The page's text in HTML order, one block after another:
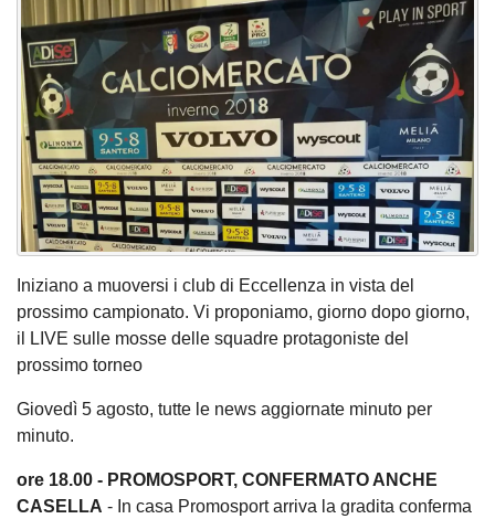
Iniziano a muoversi i club di Eccellenza in vista del
prossimo campionato. Vi proponiamo, giorno dopo giorno,
il LIVE sulle mosse delle squadre protagoniste del
prossimo torneo
Giovedì 5 agosto, tutte le news aggiornate minuto per
minuto.
ore 18.00 - PROMOSPORT, CONFERMATO ANCHE
CASELLA - In casa Promosport arriva la gradita conferma